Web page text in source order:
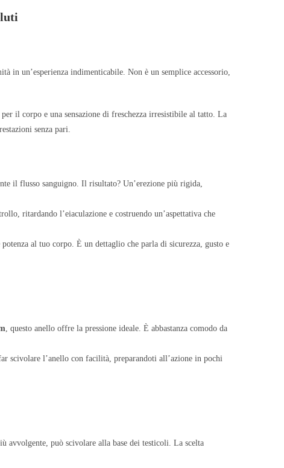
in un’esperienza indimenticabile. Non è un semplice accessorio,
il corpo e una sensazione di freschezza irresistibile al tatto. La
senza pari.
il flusso sanguigno. Il risultato? Un’erezione più rigida,
ritardando l’eiaculazione e costruendo un’aspettativa che
al tuo corpo. È un dettaglio che parla di sicurezza, gusto e
, questo anello offre la pressione ideale. È abbastanza comodo da
scivolare l’anello con facilità, preparandoti all’azione in pochi
avvolgente, può scivolare alla base dei testicoli. La scelta